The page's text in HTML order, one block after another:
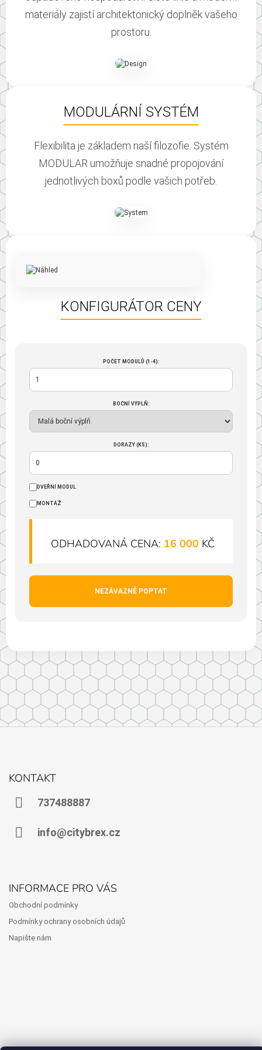
materiály zajistí architektonický doplněk vašeho
prostoru.
MODULÁRNÍ SYSTÉM
Flexibilita je základem naší filozofie. Systém
MODULAR umožňuje snadné propojování
jednotlivých boxů podle vašich potřeb.
KONFIGURÁTOR CENY
POČET MODULŮ (1-4):
BOČNÍ VÝPLŇ:
DORAZY (KS):
DVEŘNÍ MODUL
MONTÁŽ
ODHADOVANÁ CENA: 16 000 KČ
NEZÁVAZNĚ POPTAT
HLEDAT
KONTAKT
737488887
info@citybrex.cz
INFORMACE PRO VÁS
Obchodní podmínky
Podmínky ochrany osobních údajů
Napište nám